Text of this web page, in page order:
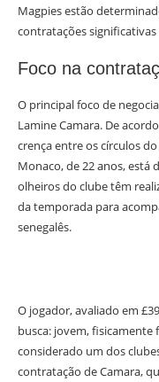
Magpies estão
contratações significativas
Foco na
O principal foco de
Lamine Camara. De
crença entre os círculos
Monaco, de 22 anos, está
olheiros do clube têm
da temporada para
senegalês.
O jogador, avaliado em
busca: jovem, fisicamente
considerado um dos
contratação de Camara,